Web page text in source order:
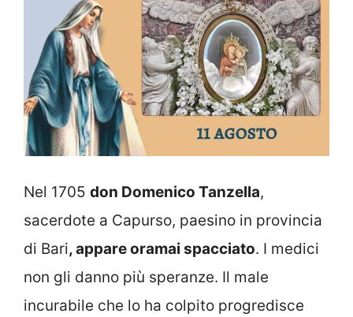
Nel 1705 don Domenico Tanzella,
sacerdote a Capurso, paesino in provincia
di Bari, appare oramai spacciato. I medici
non gli danno più speranze. Il male
incurabile che lo ha colpito progredisce